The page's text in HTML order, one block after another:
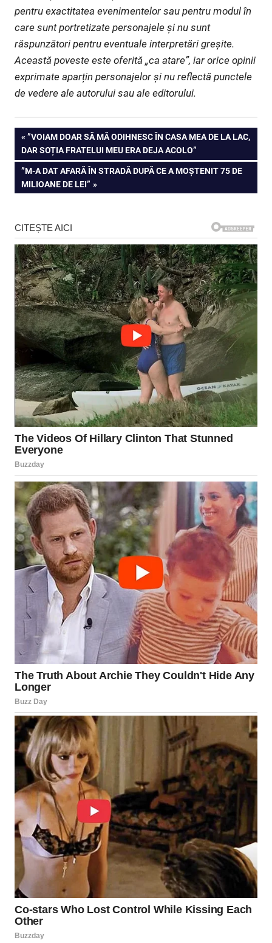
pentru exactitatea evenimentelor sau pentru modul în
care sunt portretizate personajele și nu sunt
răspunzători pentru eventuale interpretări greșite.
Această poveste este oferită „ca atare”, iar orice opinii
exprimate aparțin personajelor și nu reflectă punctele
de vedere ale autorului sau ale editorului.
Navigare
în
articole
PREVIOUS
POST:
”VOIAM DOAR SĂ MĂ ODIHNESC ÎN CASA MEA DE LA LAC,
DAR SOȚIA FRATELUI MEU ERA DEJA ACOLO”
NEXT
POST:
”M-A DAT AFARĂ ÎN STRADĂ DUPĂ CE A MOȘTENIT 75 DE
MILIOANE DE LEI”